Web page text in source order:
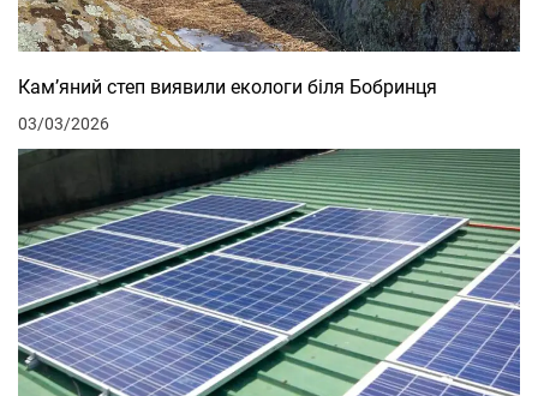
Кам’яний степ виявили екологи біля Бобринця
03/03/2026